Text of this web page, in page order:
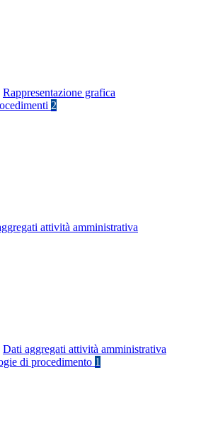
Rappresentazione grafica
2
attività amministrativa
Dati aggregati attività amministrativa
di procedimento 1